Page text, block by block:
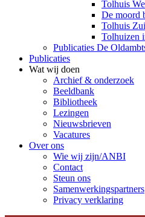
Tolhuis
De moord
Tolhuis
Tolhuizen
Publicaties De
Publicaties
Wat wij doen
Archief & onderzoek
Beeldbank
Bibliotheek
Lezingen
Nieuwsbrieven
Vacatures
Over ons
Wie wij zijn/ANBI
Contact
Steun ons
Samenwerkingspartners
Privacy verklaring